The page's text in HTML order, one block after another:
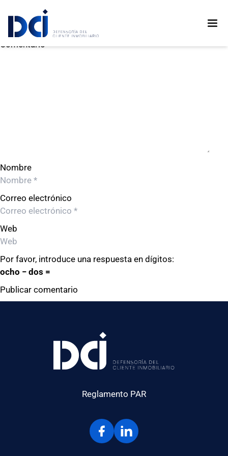
CALICANTO ASESORIA S.A.C.
Deja un comentario
Comentario
Nombre
Correo electrónico
Web
Por favor, introduce una respuesta en dígitos:
ocho − dos =
Reglamento PAR